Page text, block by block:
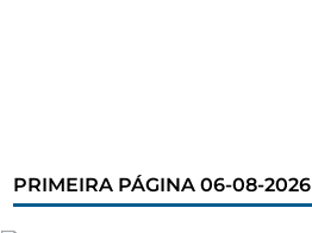
PRIMEIRA PÁGINA 06-08-2026